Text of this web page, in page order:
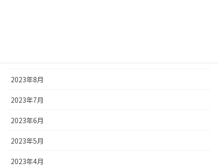
2023年8月
2023年7月
2023年6月
2023年5月
2023年4月